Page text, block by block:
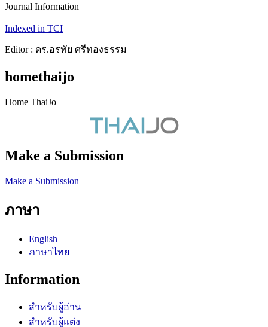
Journal Information
Indexed in TCI
Editor : ดร.อรทัย ศรีทองธรรม
homethaijo
Home ThaiJo
Make a Submission
Make a Submission
ภาษา
English
ภาษาไทย
Information
สำหรับผู้อ่าน
สำหรับผู้แต่ง